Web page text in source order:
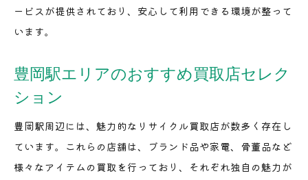
ービスが提供されており、安心して利用できる環境が整って
います。
豊岡駅エリアのおすすめ買取店セレク
ション
豊岡駅周辺には、魅力的なリサイクル買取店が数多く存在し
ています。これらの店舗は、ブランド品や家電、骨董品など
様々なアイテムの買取を行っており、それぞれ独自の魅力が